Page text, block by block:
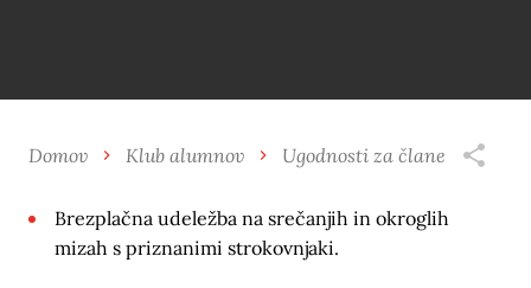
Domov Klub alumnov Ugodnosti za člane
Brezplačna udeležba na srečanjih in okroglih
mizah s priznanimi strokovnjaki.